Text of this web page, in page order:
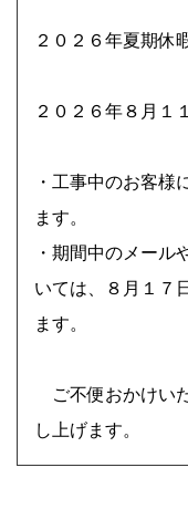
良く お気に入りの
採り雑木で木陰・木
２０２６年 夏季
２０２６年夏期休
２０２６年８月１
・工事中のお客様
ます。
・期間中のメール
いては、８月１７
ます。
ご不便おかけい
し上げます。